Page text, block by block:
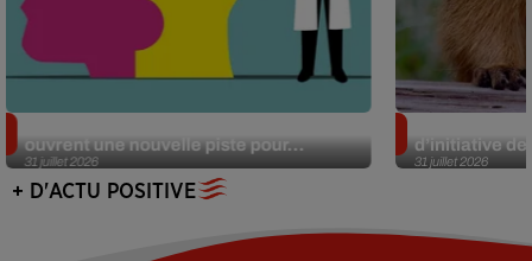
31 juillet 2026
ouvrent une nouvelle piste pour...
31 juillet 2026
d’initiative
+ D'ACTU POSITIVE